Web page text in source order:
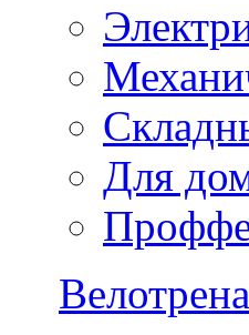
Для